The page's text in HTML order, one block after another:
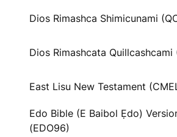
Dios Rimashca Shimicunami
Dios Rimashcata Quillcashcami
East Lisu New Testament
Edo Bible (E Baibol Ẹdo)
(EDO96)